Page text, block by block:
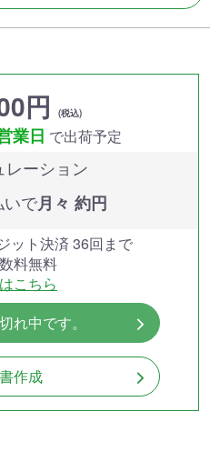
円 (税込)
業日 で出荷予定
レーション
いで月々 約円
ット決済 36回まで
料無料
こちら
れ中です。
作成